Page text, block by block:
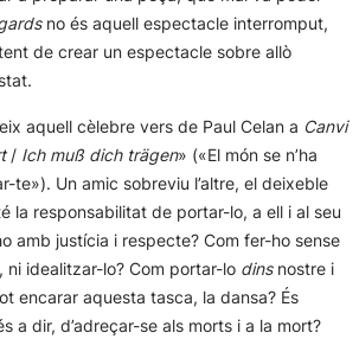
no és aquell espectacle interromput,
de crear un espectacle sobre allò
aquell cèlebre vers de Paul Celan a Canvi
/ Ich muß dich trägen» («El món se n’ha
te»). Un amic sobreviu l’altre, el deixeble
la responsabilitat de portar-lo, a ell i al seu
amb justícia i respecte? Com fer-ho sense
ni idealitzar-lo? Com portar-lo dinsnostre i
encarar aquesta tasca, la dansa? És
a dir, d’adreçar-se als morts i a la mort?